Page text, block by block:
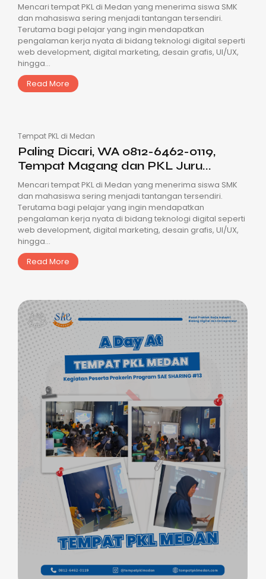
Mencari tempat PKL di Medan yang menerima siswa SMK
dan mahasiswa sering menjadi tantangan tersendiri.
Terutama bagi pelajar yang ingin mendapatkan
pengalaman kerja nyata di bidang teknologi digital seperti
web development, digital marketing, desain grafis, UI/UX,
hingga...
Read More
Tempat PKL di Medan
Paling Dicari, WA 0812-6462-0119,
Tempat Magang dan PKL Juru...
Mencari tempat PKL di Medan yang menerima siswa SMK
dan mahasiswa sering menjadi tantangan tersendiri.
Terutama bagi pelajar yang ingin mendapatkan
pengalaman kerja nyata di bidang teknologi digital seperti
web development, digital marketing, desain grafis, UI/UX,
hingga...
Read More